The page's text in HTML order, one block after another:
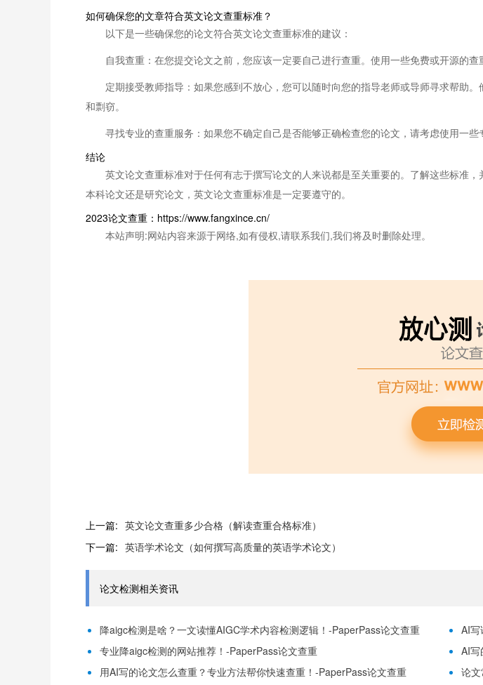
如何确保您的文章符合英文论文查重标准？
以下是一些确保您的论文符合英文论文查重标准的建议：
自我查重：在您提交论文之前，您应该一定要自己进行查重。使用一些免费或开源的查
定期接受教师指导：如果您感到不放心，您可以随时向您的指导老师或导师寻求帮助
和剽窃。
寻找专业的查重服务：如果您不确定自己是否能够正确检查您的论文，请考虑使用一
结论
英文论文查重标准对于任何有志于撰写论文的人来说都是至关重要的。了解这些标准
本科论文还是研究论文，英文论文查重标准是一定要遵守的。
2023论文查重：https://www.fangxince.cn/
本站声明:网站内容来源于网络,如有侵权,请联系我们,我们将及时删除处理。
上一篇: 英文论文查重多少合格（解读查重合格标准）
下一篇: 英语学术论文（如何撰写高质量的英语学术论文）
论文检测相关资讯
降aigc检测是啥？一文读懂AIGC学术内容检测逻辑！-PaperPass论文查重
AI写
专业降aigc检测的网站推荐！-PaperPass论文查重
AI写
用AI写的论文怎么查重？专业方法帮你快速查重！-PaperPass论文查重
论